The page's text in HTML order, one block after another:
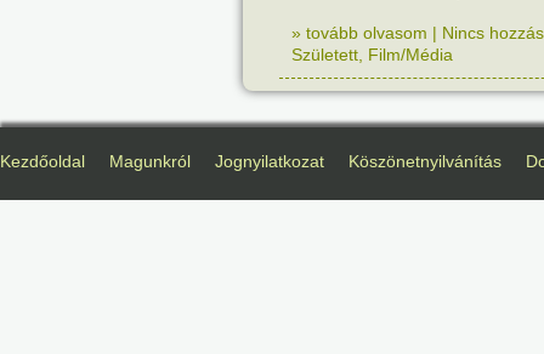
» tovább olvasom | Nincs
Született Film/Média
Kezdőoldal Magunkról Jognyilatkozat Köszönetnyilvánítás